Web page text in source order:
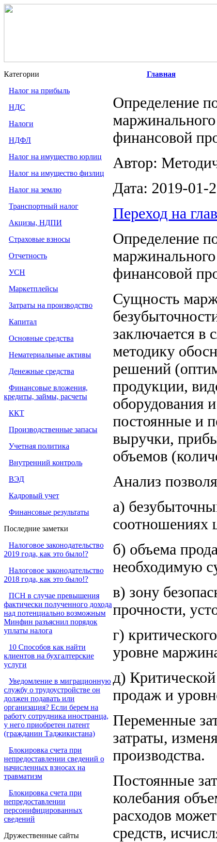
Категории
Налог на прибыль
НДС
Налоги
НДФЛ
Налог на имущество юрлиц
Налог на имущество физлиц
Налог на землю
Транспортный налог
Акцизы, НДПИ
Страховые взносы
Отчетность
УСН
Маркетплейсы
Затраты на производство
Капитал
Основные средства
Нематериальные активы
Денежные средства
Финансовые вложения,
кредиты, займы, расчеты
ККТ
Производственные запасы
Учетная политика
Внутренний контроль
ВЭД
Кадровый учет
Финансовые результаты
Последние заметки
Налоговое законодательство
2019 года, как это было!?
Налоговое законодательство
2018 года, как это было!?
ПСН в случае превышения
фактически полученного дохода
над потенциально возможным
Минфин разъяснил порядок
уплаты налога
10 Способов как найти
клиентов на бухгалтерские
услуги
Уведомление в миграционную
службу о трудоустройстве он
должен подавать или
организация? Если берем на
работу сотрудника иностранца,
у него приобретен патент
(гражданин Таджикистана)
Блокировка счета при
непредоставлении сведений о
начисленных взносах на
травматизм
Блокировка счета при
непредоставлении
персонифицированных
сведений
Дружественные сайты
Главная
Определение
финансовой
Автор:
Дата: 2019-01-
Переход на
Определение
финансовой
Сущность
заключается в
методику
решений
продукции,
оборудования
постоянные и
выручки,
объемов
Анализ
а)
соотношениях
б) объема
необходимую
в) зону
прочности,
г)
уровне
д)
продаж и
Переменные
затраты,
производства.
Постоянные
колебания
расходов
средств,